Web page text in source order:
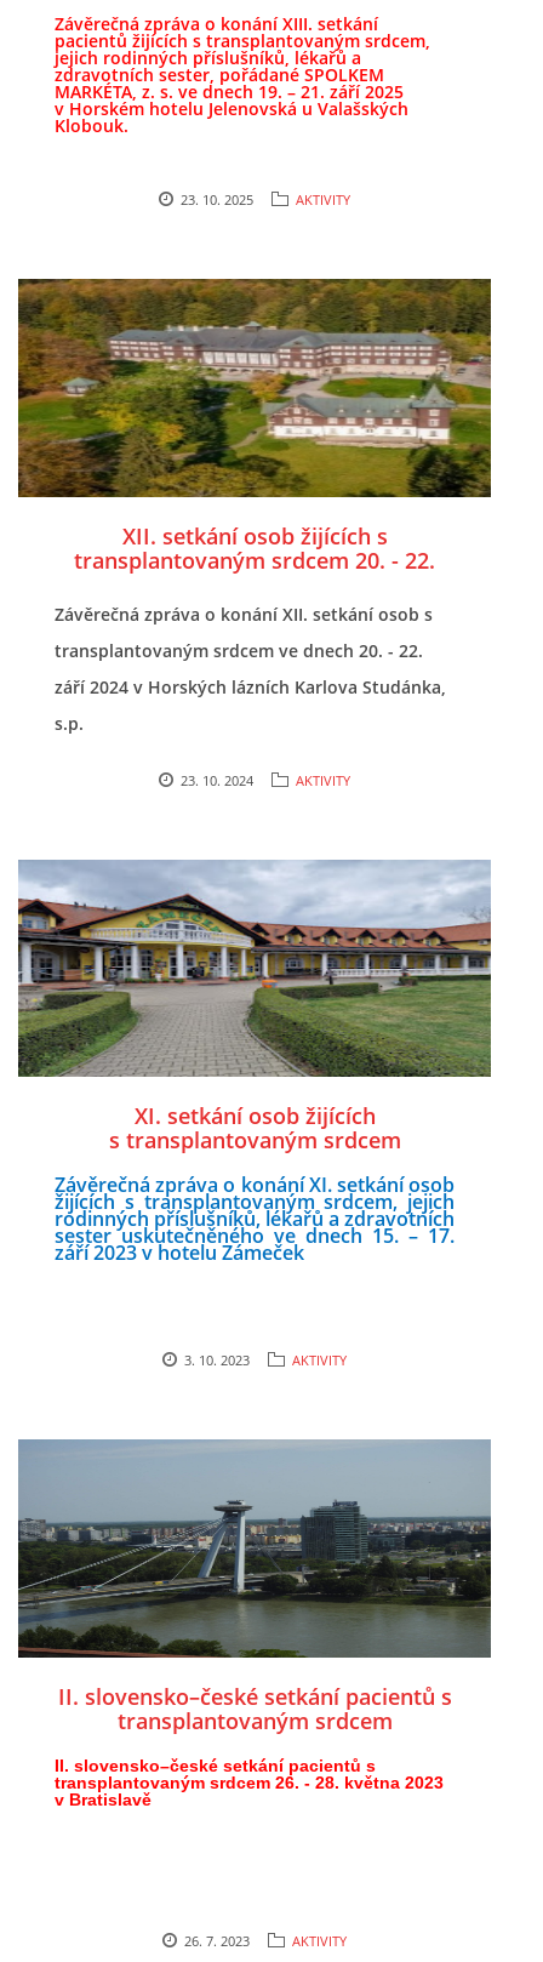
OCENĚNÍ
REPORTÁŽE
DÁRCI
VALNÁ HROMADA
KONTAKTY
© 2026 eStránky.cz |RSS
Závěrečná zpráva o konání XIII. setkání
pacientů žijících s transplantovaným srdcem,
jejich rodinných příslušníků, lékařů a
zdravotních sester, pořádané SPOLKEM
MARKÉTA, z. s. ve dnech 19. – 21. září 2025
v Horském hotelu Jelenovská u Valašských
Klobouk.
23. 10. 2025 AKTIVITY
XII. setkání osob žijících s
transplantovaným srdcem 20. - 22.
Závěrečná zpráva o konání XII. setkání osob s
transplantovaným srdcem ve dnech 20. - 22.
září 2024 v Horských lázních Karlova Studánka,
s.p.
23. 10. 2024 AKTIVITY
XI. setkání osob žijících
s transplantovaným srdcem
2023 v hotelu Zámeček Mikulov
Závěrečná zpráva o konání XI. setkání osob
žijících s transplantovaným srdcem, jejich
rodinných příslušníků, lékařů a zdravotních
sester uskutečněného ve dnech 15. – 17.
září 2023 v hotelu Zámeček
3. 10. 2023 AKTIVITY
II. slovensko–české setkání pacientů s
transplantovaným srdcem
II. slovensko–české setkání pacientů s
transplantovaným srdcem 26. - 28. května 2023
v Bratislavě
26. 7. 2023 AKTIVITY